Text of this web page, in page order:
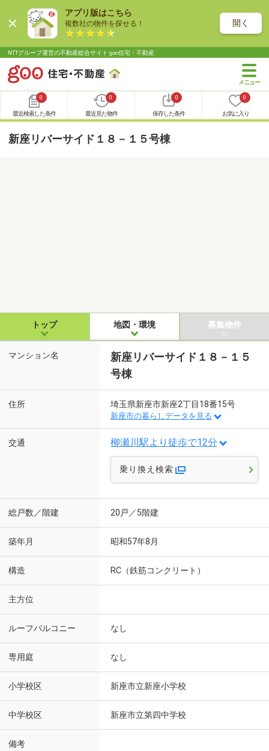
アプリ版はこちら
複数社の物件を探せる！ 開く
NTTグループ運営の不動産総合サイト goo住宅・不動産
0
最近検索した条件
0
最近見た物件
0
保存した条件
0
お気に入り
新座リバーサイド１８－１５号棟
トップ 地図・環境 募集物件
マンション名
新座リバーサイド１８－１５
号棟
住所 埼玉県新座市新座2丁目18番15号
新座市の暮らしデータを見る
交通 柳瀬川駅より徒歩で12分
乗り換え検索
総戸数／階建 20戸／5階建
築年月 昭和57年8月
構造 RC（鉄筋コンクリート）
主方位
ルーフバルコニー なし
専用庭 なし
小学校区 新座市立新座小学校
中学校区 新座市立第四中学校
備考